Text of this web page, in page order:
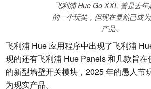
飞利浦 Hue Go XXL 曾是去年
的一个玩笑，但现在显然已成
产品。
飞利浦 Hue 应用程序中出现了飞利浦
现的还有飞利浦 Hue Panels 和几款旨在
的新型墙壁开关模块，2025 年的愚人节
为现实产品。